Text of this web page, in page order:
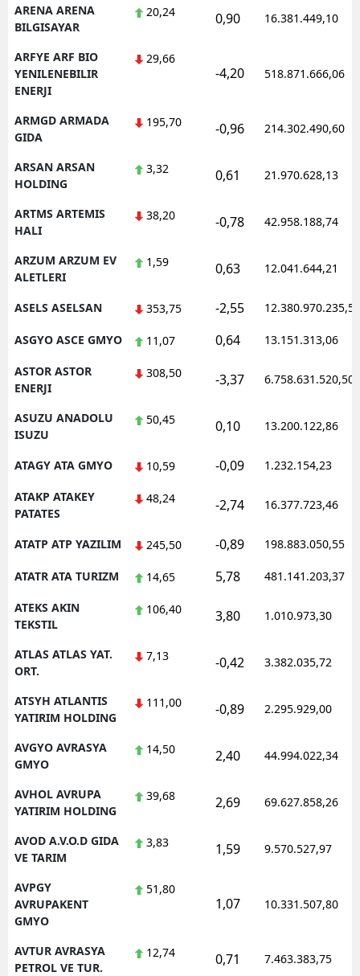
ARENA ARENA
BILGISAYAR
20,24 0,90 16.381.449,10
ARFYE ARF BIO
YENILENEBILIR
ENERJI
29,66
-4,20 518.871.666,06
ARMGD ARMADA
GIDA
195,70 -0,96 214.302.490,60
ARSAN ARSAN
HOLDING
3,32 0,61 21.970.628,13
ARTMS ARTEMIS
HALI
38,20 -0,78 42.958.188,74
ARZUM ARZUM EV
ALETLERI
1,59 0,63 12.041.644,21
ASELS ASELSAN 353,75 -2,55 12.380.970.235,50
ASGYO ASCE GMYO 11,07 0,64 13.151.313,06
ASTOR ASTOR
ENERJI
308,50 -3,37 6.758.631.520,50
ASUZU ANADOLU
ISUZU
50,45 0,10 13.200.122,86
ATAGY ATA GMYO 10,59 -0,09 1.232.154,23
ATAKP ATAKEY
PATATES
48,24 -2,74 16.377.723,46
ATATP ATP YAZILIM 245,50 -0,89 198.883.050,55
ATATR ATA TURIZM 14,65 5,78 481.141.203,37
ATEKS AKIN
TEKSTIL
106,40 3,80 1.010.973,30
ATLAS ATLAS YAT.
ORT.
7,13 -0,42 3.382.035,72
ATSYH ATLANTIS
YATIRIM HOLDING
111,00 -0,89 2.295.929,00
AVGYO AVRASYA
GMYO
14,50 2,40 44.994.022,34
AVHOL AVRUPA
YATIRIM HOLDING
39,68 2,69 69.627.858,26
AVOD A.V.O.D GIDA
VE TARIM
3,83 1,59 9.570.527,97
AVPGY
AVRUPAKENT
GMYO
51,80
1,07 10.331.507,80
AVTUR AVRASYA
PETROL VE TUR.
12,74 0,71 7.463.383,75